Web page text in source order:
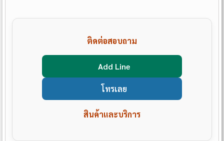
ติดต่อสอบถาม
Add Line
โทรเลย
สินค้าและบริการ